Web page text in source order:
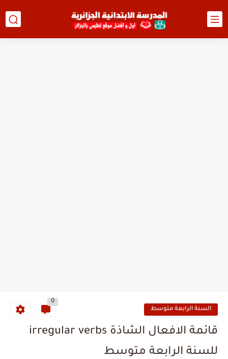
السنة الرابعة متوسط
0
قائمة الافعال الشاذة irregular verbs
للسنة الرابعة متوسط